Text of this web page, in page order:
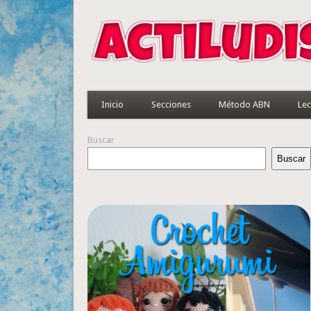
Inicio Secciones Método ABN
Buscar
Buscar